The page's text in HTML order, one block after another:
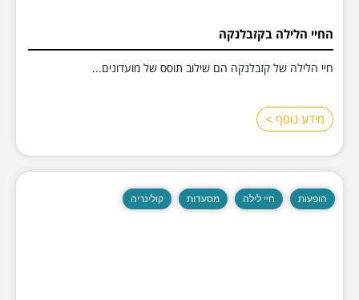
החיי הלילה בקזבלנקה
חיי הלילה של קזבלנקה הם שילוב תוסס של מועדונים...
מידע נוסף >
הופעות חיי לילה מסעדות קולינריה